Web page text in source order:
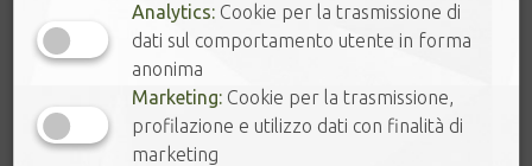
FUMÉE & LEGNO.
Analytics: Cookie per la trasmissione di
dati sul comportamento utente in forma
anonima
Marketing: Cookie per la trasmissione,
profilazione e utilizzo dati con finalità di
marketing